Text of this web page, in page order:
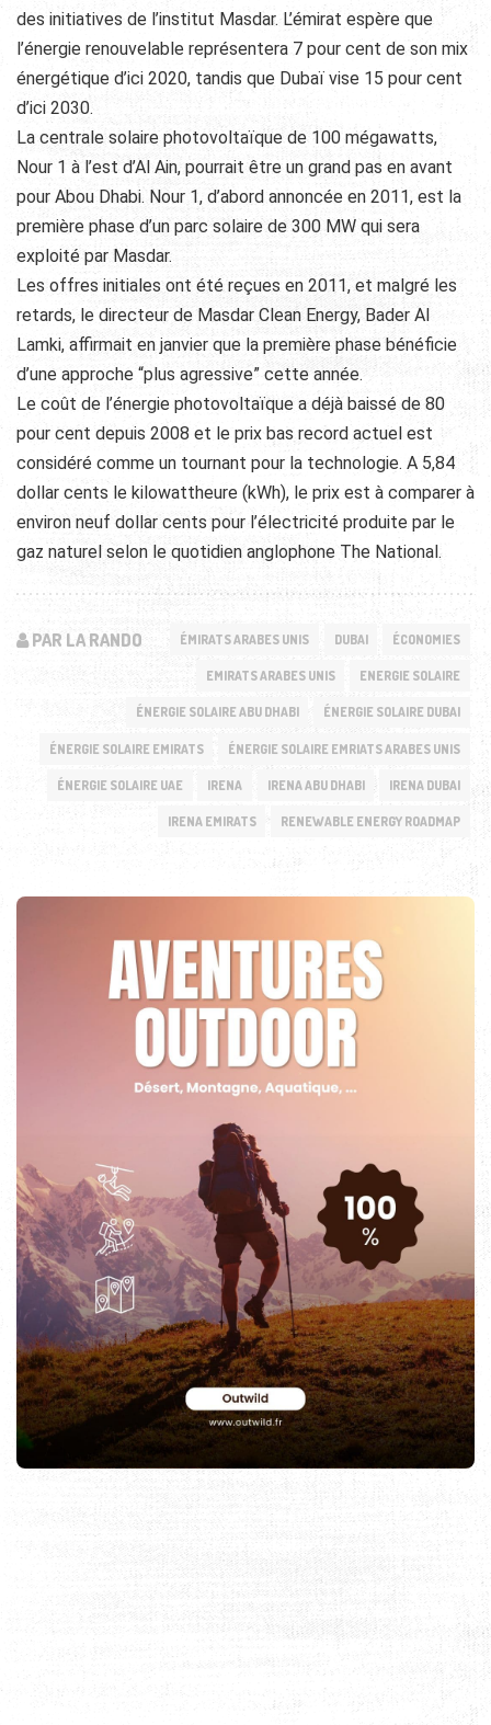
des initiatives de l’institut Masdar. L’émirat espère que
l’énergie renouvelable représentera 7 pour cent de son mix
énergétique d’ici 2020, tandis que Dubaï vise 15 pour cent
d’ici 2030.
La centrale solaire photovoltaïque de 100 mégawatts,
Nour 1 à l’est d’Al Ain, pourrait être un grand pas en avant
pour Abou Dhabi. Nour 1, d’abord annoncée en 2011, est la
première phase d’un parc solaire de 300 MW qui sera
exploité par Masdar.
Les offres initiales ont été reçues en 2011, et malgré les
retards, le directeur de Masdar Clean Energy, Bader Al
Lamki, affirmait en janvier que la première phase bénéficie
d’une approche “plus agressive” cette année.
Le coût de l’énergie photovoltaïque a déjà baissé de 80
pour cent depuis 2008 et le prix bas record actuel est
considéré comme un tournant pour la technologie. A 5,84
dollar cents le kilowattheure (kWh), le prix est à comparer à
environ neuf dollar cents pour l’électricité produite par le
gaz naturel selon le quotidien anglophone The National.
PAR LA RANDO ÉMIRATS ARABES UNIS DUBAI ÉCONOMIES
EMIRATS ARABES UNIS ENERGIE SOLAIRE
ÉNERGIE SOLAIRE ABU DHABI ÉNERGIE SOLAIRE DUBAI
ÉNERGIE SOLAIRE EMIRATS ÉNERGIE SOLAIRE EMRIATS ARABES UNIS
ÉNERGIE SOLAIRE UAE IRENA IRENA ABU DHABI IRENA DUBAI
IRENA EMIRATS RENEWABLE ENERGY ROADMAP